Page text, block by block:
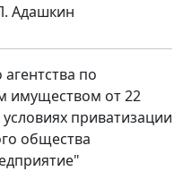
Адашкин
по
имуществом от 22
приватизации
общества